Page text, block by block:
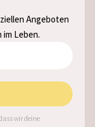
Angeboten
Leben.
wir deine